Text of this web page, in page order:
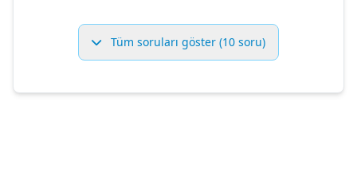
Tüm soruları göster (10 soru)